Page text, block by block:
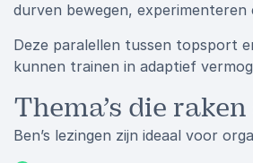
durven bewegen, experimenteren
Deze paralellen tussen topsport
kunnen trainen in adaptief
Thema’s die
Ben’s lezingen zijn ideaal voor